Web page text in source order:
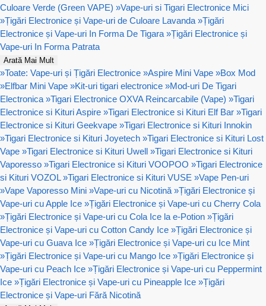
Culoare Verde (Green VAPE) »Vape-uri si Tigari Electronice Mici
»Țigări Electronice și Vape-uri de Culoare Lavanda »Țigări
Electronice și Vape-uri In Forma De Tigara »Țigări Electronice și
Vape-uri In Forma Patrata
Arată Mai Mult
»Toate: Vape-uri și Țigări Electronice »Aspire Mini Vape »Box Mod
»Elfbar Mini Vape »Kit-uri tigari electronice »Mod-uri De Tigari
Electronica »Tigari Electronice OXVA Reincarcabile (Vape) »Tigari
Electronice si Kituri Aspire »Tigari Electronice si Kituri Elf Bar »Tigari
Electronice si Kituri Geekvape »Tigari Electronice si Kituri Innokin
»Tigari Electronice si Kituri Joyetech »Tigari Electronice si Kituri Lost
Vape »Tigari Electronice si Kituri Uwell »Tigari Electronice si Kituri
Vaporesso »Tigari Electronice si Kituri VOOPOO »Tigari Electronice
si Kituri VOZOL »Tigari Electronice si Kituri VUSE »Vape Pen-uri
»Vape Vaporesso Mini »Vape-uri cu Nicotină »Țigări Electronice și
Vape-uri cu Apple Ice »Țigări Electronice și Vape-uri cu Cherry Cola
»Țigări Electronice și Vape-uri cu Cola Ice la e-Potion »Țigări
Electronice și Vape-uri cu Cotton Candy Ice »Țigări Electronice și
Vape-uri cu Guava Ice »Țigări Electronice și Vape-uri cu Ice Mint
»Țigări Electronice și Vape-uri cu Mango Ice »Țigări Electronice și
Vape-uri cu Peach Ice »Țigări Electronice și Vape-uri cu Peppermint
Ice »Țigări Electronice și Vape-uri cu Pineapple Ice »Țigări
Electronice și Vape-uri Fără Nicotină